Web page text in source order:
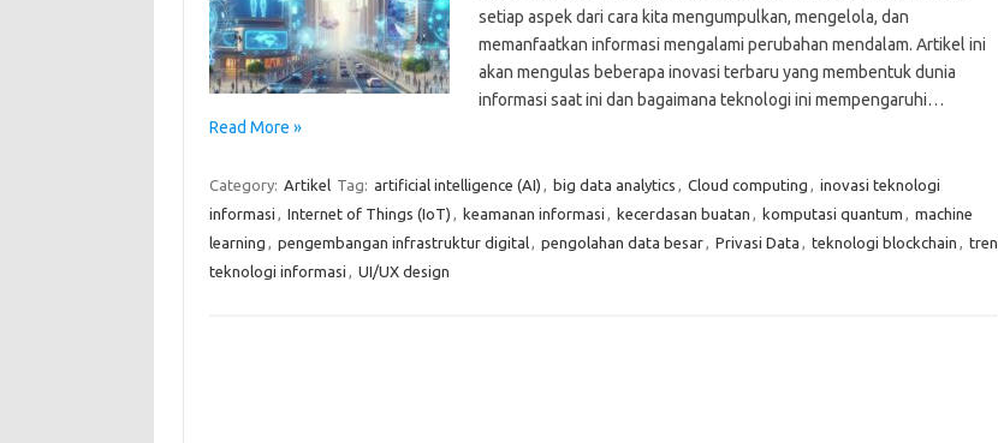
setiap aspek dari cara kita mengumpulkan, mengelola, dan
memanfaatkan informasi mengalami perubahan mendalam. Artikel ini
akan mengulas beberapa inovasi terbaru yang membentuk dunia
informasi saat ini dan bagaimana teknologi ini mempengaruhi…
Read More »
Category: Artikel Tag: artificial intelligence (AI) , big data analytics , Cloud computing , inovasi teknologi
informasi , Internet of Things (IoT) , keamanan informasi , kecerdasan buatan , komputasi quantum , machine
learning , pengembangan infrastruktur digital, pengolahan data besar, Privasi Data , teknologi blockchain , tren
teknologi informasi , UI/UX design